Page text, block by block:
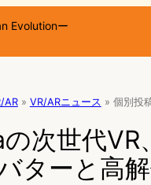
Evolutionー
AR » VR/ARニュース » 個別投
次世代VR
ターと高